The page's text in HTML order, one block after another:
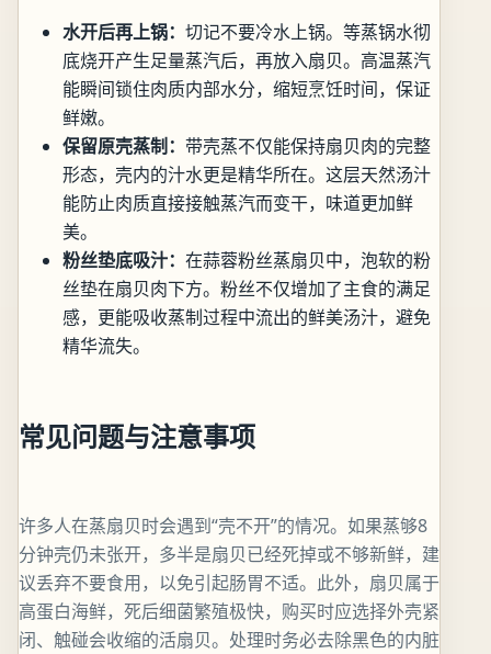
水开后再上锅： 切记不要冷水上锅。等蒸锅水彻
底烧开产生足量蒸汽后，再放入扇贝。高温蒸汽
能瞬间锁住肉质内部水分，缩短烹饪时间，保证
鲜嫩。
保留原壳蒸制： 带壳蒸不仅能保持扇贝肉的完整
形态，壳内的汁水更是精华所在。这层天然汤汁
能防止肉质直接接触蒸汽而变干，味道更加鲜
美。
粉丝垫底吸汁： 在蒜蓉粉丝蒸扇贝中，泡软的粉
丝垫在扇贝肉下方。粉丝不仅增加了主食的满足
感，更能吸收蒸制过程中流出的鲜美汤汁，避免
精华流失。
常见问题与注意事项
许多人在蒸扇贝时会遇到“壳不开”的情况。如果蒸够8
分钟壳仍未张开，多半是扇贝已经死掉或不够新鲜，建
议丢弃不要食用，以免引起肠胃不适。此外，扇贝属于
高蛋白海鲜，死后细菌繁殖极快，购买时应选择外壳紧
闭、触碰会收缩的活扇贝。处理时务必去除黑色的内脏